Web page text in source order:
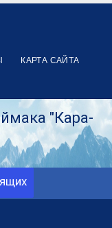
КАРТА САЙТА
"Кара-